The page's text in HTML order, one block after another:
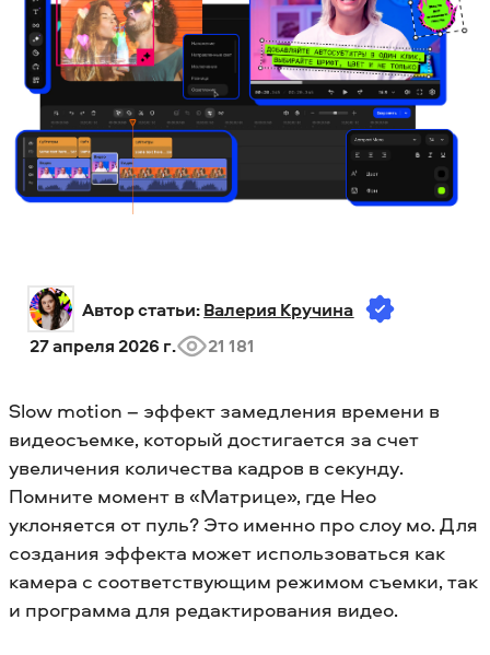
Автор статьи: Валерия Кручина
27 апреля 2026 г.
21 181
Slow motion – эффект замедления времени в
видеосъемке, который достигается за счет
увеличения количества кадров в секунду.
Помните момент в «Матрице», где Нео
уклоняется от пуль? Это именно про слоу мо. Для
создания эффекта может использоваться как
камера с соответствующим режимом съемки, так
и программа для редактирования видео.